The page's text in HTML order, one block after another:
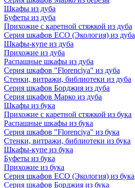
Шкафы из дуба
Буфеты из дуба
Прихожие с каретной стяжкой из дуба
Серия шкафов ECO (Экология) из дуба
Шкафы-купе из дуба
Прихожие из дуба
Распашные шкафы из дуба
Серия шкафов "Florenciya" из дуба
Стенки, витражи, библиотеки из дуба
Серия шкафов Борджия из дуба
Серия шкафов Марко из дуба
Шкафы из бука
Прихожие с каретной стяжкой из бука
Распашные шкафы из бука
Серия шкафов "Florenciya" из бука
Стенки, витражи, библиотеки из бука
Шкафы-купе из бука
Буфеты из бука
Прихожие из бука
Серия шкафов ECO (Экология) из бука
Серия шкафов Борджия из бука